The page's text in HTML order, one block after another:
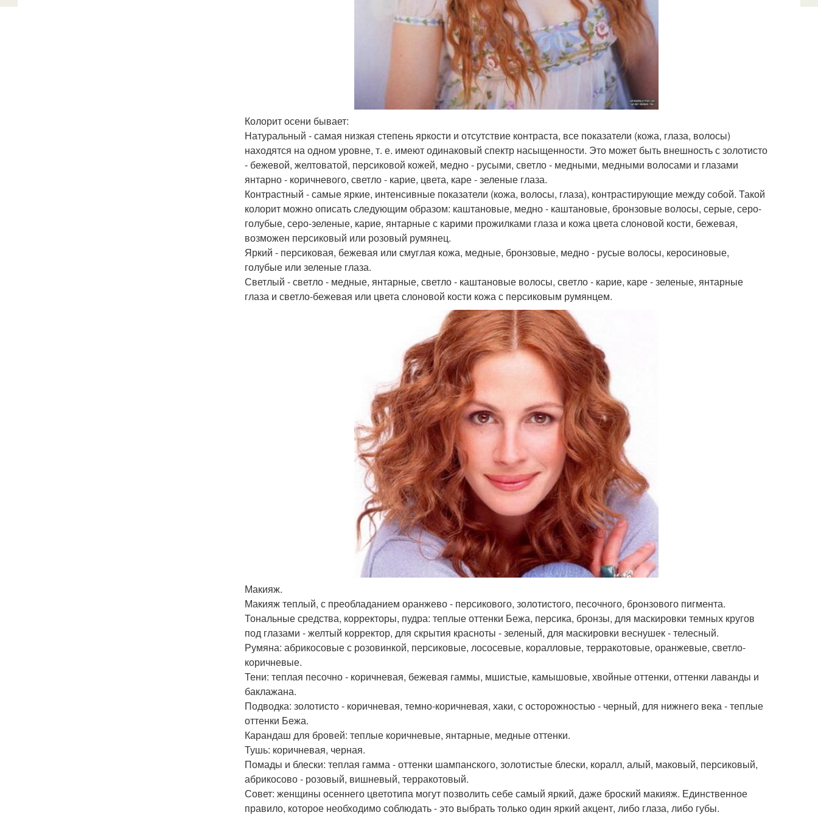
Колорит осени бывает:
Натуральный - самая низкая степень яркости и отсутствие контраста, все показатели (кожа, глаза, волосы)
находятся на одном уровне, т. е. имеют одинаковый спектр насыщенности. Это может быть внешность с золотисто
- бежевой, желтоватой, персиковой кожей, медно - русыми, светло - медными, медными волосами и глазами
янтарно - коричневого, светло - карие, цвета, каре - зеленые глаза.
Контрастный - самые яркие, интенсивные показатели (кожа, волосы, глаза), контрастирующие между собой. Такой
колорит можно описать следующим образом: каштановые, медно - каштановые, бронзовые волосы, серые, серо-
голубые, серо-зеленые, карие, янтарные с карими прожилками глаза и кожа цвета слоновой кости, бежевая,
возможен персиковый или розовый румянец.
Яркий - персиковая, бежевая или смуглая кожа, медные, бронзовые, медно - русые волосы, керосиновые,
голубые или зеленые глаза.
Светлый - светло - медные, янтарные, светло - каштановые волосы, светло - карие, каре - зеленые, янтарные
глаза и светло-бежевая или цвета слоновой кости кожа с персиковым румянцем.
Макияж.
Макияж теплый, с преобладанием оранжево - персикового, золотистого, песочного, бронзового пигмента.
Тональные средства, корректоры, пудра: теплые оттенки Бежа, персика, бронзы, для маскировки темных кругов
под глазами - желтый корректор, для скрытия красноты - зеленый, для маскировки веснушек - телесный.
Румяна: абрикосовые с розовинкой, персиковые, лососевые, коралловые, терракотовые, оранжевые, светло-
коричневые.
Тени: теплая песочно - коричневая, бежевая гаммы, мшистые, камышовые, хвойные оттенки, оттенки лаванды и
баклажана.
Подводка: золотисто - коричневая, темно-коричневая, хаки, с осторожностью - черный, для нижнего века - теплые
оттенки Бежа.
Карандаш для бровей: теплые коричневые, янтарные, медные оттенки.
Тушь: коричневая, черная.
Помады и блески: теплая гамма - оттенки шампанского, золотистые блески, коралл, алый, маковый, персиковый,
абрикосово - розовый, вишневый, терракотовый.
Совет: женщины осеннего цветотипа могут позволить себе самый яркий, даже броский макияж. Единственное
правило, которое необходимо соблюдать - это выбрать только один яркий акцент, либо глаза, либо губы.